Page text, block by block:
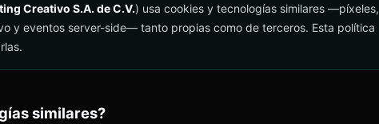
Creativo S.A. de C.V.) usa cookies y tecnologías similares —píxeles,
y eventos server-side— tanto propias como de terceros. Esta política
similares?